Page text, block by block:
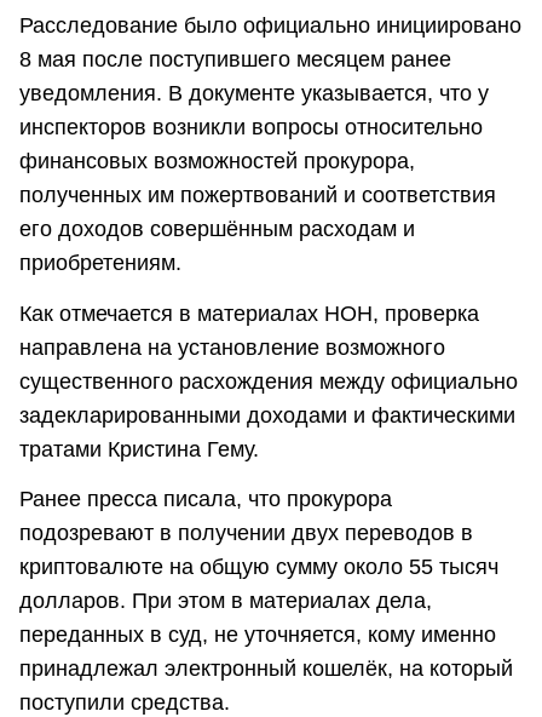
Расследование было официально инициировано
8 мая после поступившего месяцем ранее
уведомления. В документе указывается, что у
инспекторов возникли вопросы относительно
финансовых возможностей прокурора,
полученных им пожертвований и соответствия
его доходов совершённым расходам и
приобретениям.
Как отмечается в материалах НОН, проверка
направлена на установление возможного
существенного расхождения между официально
задекларированными доходами и фактическими
тратами Кристина Гему.
Ранее пресса писала, что прокурора
подозревают в получении двух переводов в
криптовалюте на общую сумму около 55 тысяч
долларов. При этом в материалах дела,
переданных в суд, не уточняется, кому именно
принадлежал электронный кошелёк, на который
поступили средства.